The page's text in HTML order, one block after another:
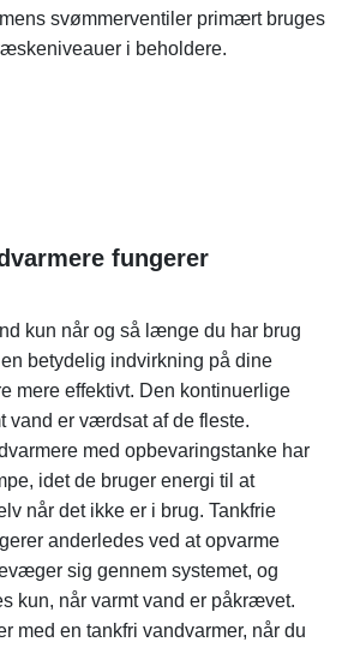
svømmerventiler primært bruges
i beholdere.
fungerer
kun når og så længe du har brug
betydelig indvirkning på dine
mere effektivt. Den kontinuerlige
vand er værdsat af de fleste.
med opbevaringstanke har
idet de bruger energi til at
når det ikke er i brug. Tankfrie
anderledes ved at opvarme
sig gennem systemet, og
kun, når varmt vand er påkrævet.
med en tankfri vandvarmer, når du